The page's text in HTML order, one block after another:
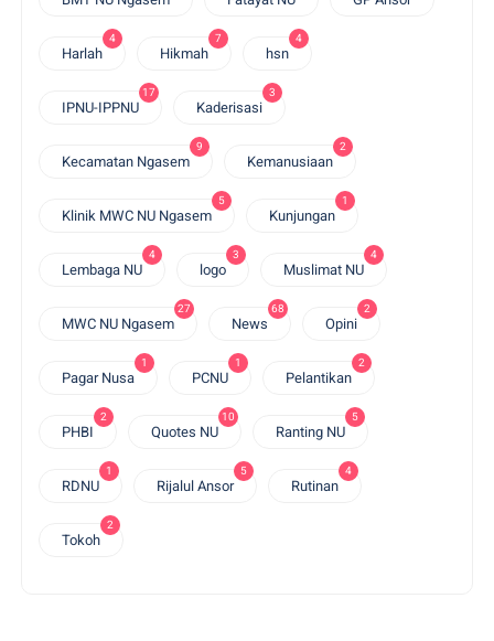
Harlah
4
Hikmah
7
hsn
4
IPNU-IPPNU
17
Kaderisasi
3
Kecamatan Ngasem
9
Kemanusiaan
2
Klinik MWC NU Ngasem
5
Kunjungan
1
Lembaga NU
4
logo
3
Muslimat NU
4
MWC NU Ngasem
27
News
68
Opini
2
Pagar Nusa
1
PCNU
1
Pelantikan
2
PHBI
2
Quotes NU
10
Ranting NU
5
RDNU
1
Rijalul Ansor
5
Rutinan
4
Tokoh
2